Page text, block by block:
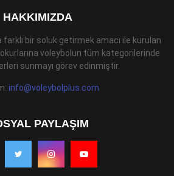
HAKKIMIZDA
farklı bir soluk getirmek amacı ile kurulan
voleybolun tüm kategorilerinde
sunmayı görev edinmiştir.
info@voleybolplus.com
PAYLAŞIM